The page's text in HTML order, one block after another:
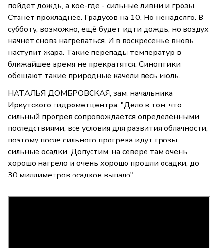
пойдёт дождь, а кое-где - сильные ливни и грозы.
Станет прохладнее. Градусов на 10. Но ненадолго. В
субботу, возможно, ещё будет идти дождь, но воздух
начнёт снова нагреваться. И в воскресенье вновь
наступит жара. Такие перепады температур в
ближайшее время не прекратятся. Синоптики
обещают такие природные качели весь июль.
НАТАЛЬЯ ДОМБРОВСКАЯ, зам. начальника
Иркутского гидрометцентра: "Дело в том, что
сильный прогрев сопровождается определёнными
последствиями, все условия для развития облачности,
поэтому после сильного прогрева идут грозы,
сильные осадки. Допустим, на севере там очень
хорошо нагрело и очень хорошо прошли осадки, до
30 миллиметров осадков выпало".